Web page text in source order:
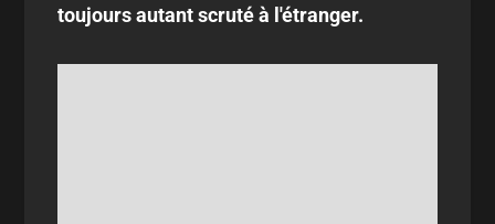
toujours autant scruté à l'étranger.